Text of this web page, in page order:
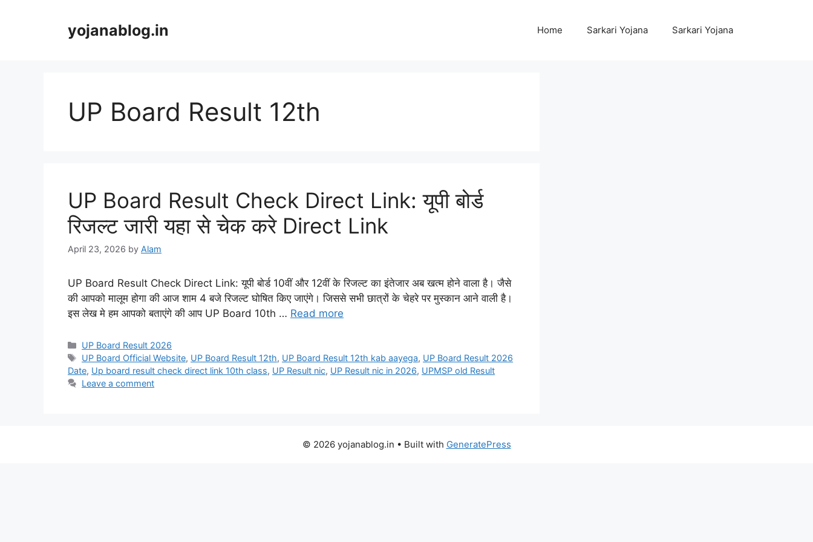
yojanablog.in Home Sarkari Yojana Sarkari Yojana
UP Board Result 12th
UP Board Result Check Direct Link: यूपी बोर्ड
रिजल्ट जारी यहा से चेक करे Direct Link
April 23, 2026 by Alam
UP Board Result Check Direct Link: यूपी बोर्ड 10वीं और 12वीं के रिजल्ट का इंतेजार अब खत्म होने वाला है। जैसे
की आपको मालूम होगा की आज शाम 4 बजे रिजल्ट घोषित किए जाएंगे। जिससे सभी छात्रों के चेहरे पर मुस्कान आने वाली है।
इस लेख मे हम आपको बताएंगे की आप UP Board 10th … Read more
UP Board Result 2026
UP Board Official Website, UP Board Result 12th, UP Board Result 12th kab aayega, UP Board Result 2026
Date, Up board result check direct link 10th class, UP Result nic, UP Result nic in 2026, UPMSP old Result
Leave a comment
© 2026 yojanablog.in • Built with GeneratePress